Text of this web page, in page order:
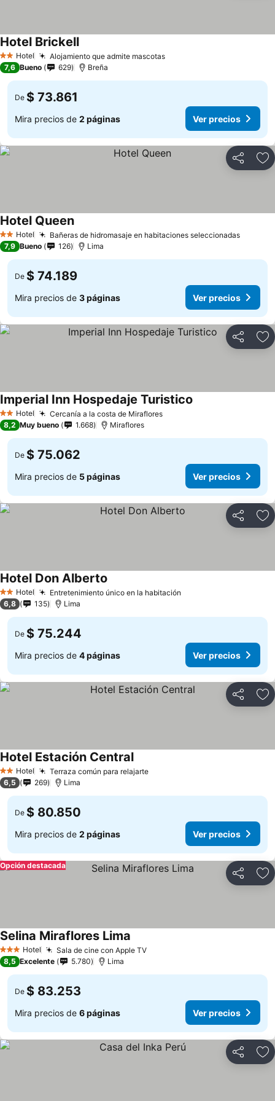
2 Estrellas
Hotel Alojamiento que admite mascotasVer precios
Hotel BrickellVer precios
7,6 Bueno 629 Breña
De $ 73.861
Mira precios de 2 páginas Ver precios
Compartir
2 Estrellas
Hotel Bañeras de hidromasaje en habitaciones seleccionadasVer
Hotel QueenVer precios
7,9 Bueno 126 Lima
De $ 74.189
Mira precios de 3 páginas Ver precios
Compartir
2 Estrellas
Hotel Cercanía a la costa de MirafloresVer precios
Imperial Inn Hospedaje Turistico
8,2 Muy bueno 1.668 Miraflores
De $ 75.062
Mira precios de 5 páginas Ver precios
Compartir
2 Estrellas
Hotel Entretenimiento único en la habitación
Hotel Don Alberto
6,8 135 Lima
De $ 75.244
Mira precios de 4 páginas Ver precios
Compartir
2 Estrellas
Hotel Terraza común para relajarteVer precios
Hotel Estación CentralVer precios
6,5 269 Lima
De $ 80.850
Mira precios de 2 páginas Ver precios
Compartir
Opción destacada
3 Estrellas
Hotel Sala de cine con Apple TVVer precios
Selina Miraflores Lima
8,5 Excelente 5.780 Lima
De $ 83.253
Mira precios de 6 páginas Ver precios
Compartir